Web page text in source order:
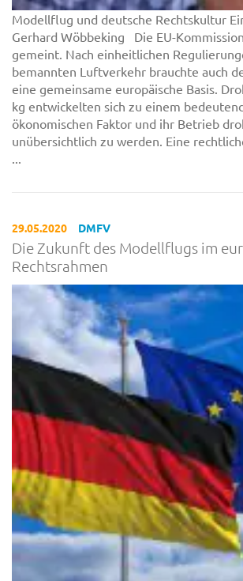
Modellflug und deutsche Rechtskultur
Gerhard Wöbbeking Die EU-
gemeint. Nach einheitlichen
bemannten Luftverkehr brauchte auch
eine gemeinsame europäische Basis.
kg entwickelten sich zu einem
ökonomischen Faktor und ihr Betrieb
unübersichtlich zu werden. Eine
...
29.05.2020 DMFV
Die Zukunft des Modellflugs im
Rechtsrahmen